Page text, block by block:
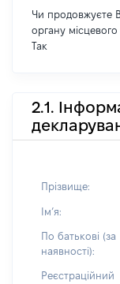
Чи продовжуєте
органу
Так
2.1.
Прізвище:
Імʼя:
По батькові (за
наявності):
Реєстраційний